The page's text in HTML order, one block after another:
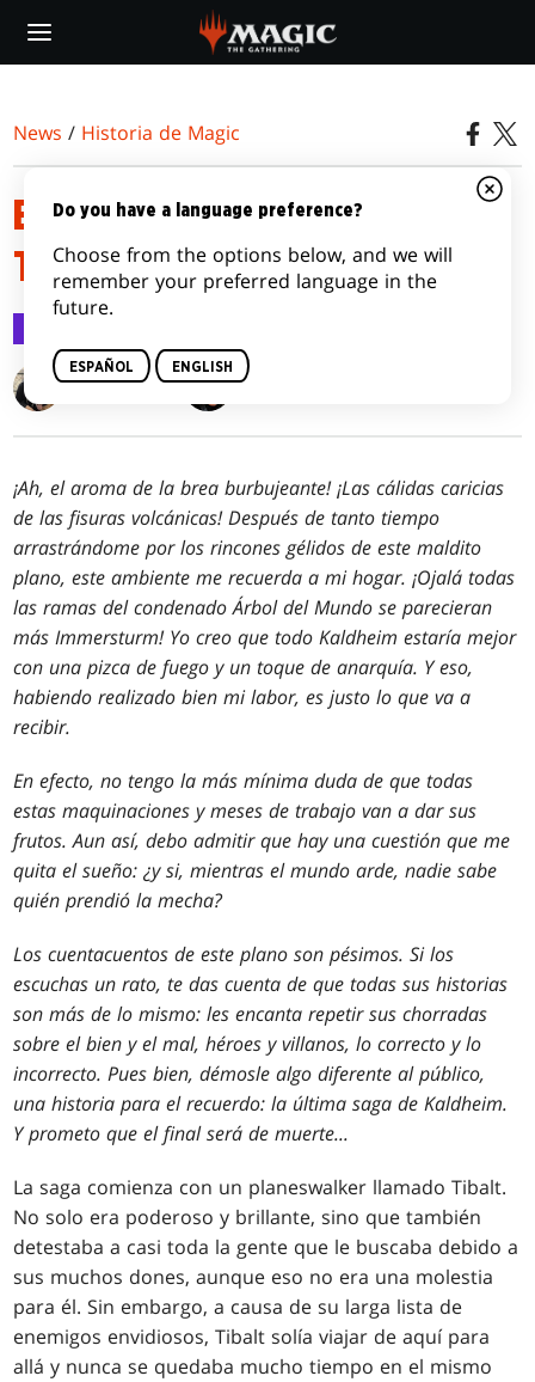
main
News / Historia de Magic
EPISODIO 3: LA SAGA DE
TIBALT
Roy Graham Jenna Helland
¡Ah, el aroma de la brea burbujeante! ¡Las cálidas caricias
de las fisuras volcánicas! Después de tanto tiempo
arrastrándome por los rincones gélidos de este maldito
plano, este ambiente me recuerda a mi hogar. ¡Ojalá todas
las ramas del condenado Árbol del Mundo se parecieran
más Immersturm! Yo creo que todo Kaldheim estaría mejor
con una pizca de fuego y un toque de anarquía. Y eso,
habiendo realizado bien mi labor, es justo lo que va a
recibir.
En efecto, no tengo la más mínima duda de que todas
estas maquinaciones y meses de trabajo van a dar sus
frutos. Aun así, debo admitir que hay una cuestión que me
quita el sueño: ¿y si, mientras el mundo arde, nadie sabe
quién prendió la mecha?
Los cuentacuentos de este plano son pésimos. Si los
escuchas un rato, te das cuenta de que todas sus historias
son más de lo mismo: les encanta repetir sus chorradas
sobre el bien y el mal, héroes y villanos, lo correcto y lo
incorrecto. Pues bien, démosle algo diferente al público,
una historia para el recuerdo: la última saga de Kaldheim.
Y prometo que el final será de muerte...
La saga comienza con un planeswalker llamado Tibalt.
No solo era poderoso y brillante, sino que también
detestaba a casi toda la gente que le buscaba debido a
sus muchos dones, aunque eso no era una molestia
para él. Sin embargo, a causa de su larga lista de
enemigos envidiosos, Tibalt solía viajar de aquí para
allá y nunca se quedaba mucho tiempo en el mismo
Do you have a language preference?
Choose from the options below, and we will
remember your preferred language in the
future.
ESPAÑOL ENGLISH